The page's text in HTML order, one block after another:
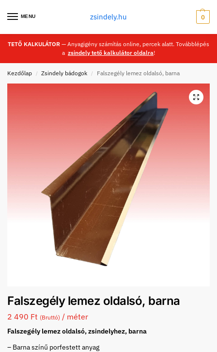
MENU zsindely.hu 0
TETŐ KALKULÁTOR — Anyagigény számítás online, percek alatt. Továbblépés
a zsindely tető kalkulátor oldalra!
Kezdőlap / Zsindely bádogok / Falszegély lemez oldalsó, barna
Falszegély lemez oldalsó, barna
2 490 Ft (Bruttó) / méter
Falszegély lemez oldalsó, zsindelyhez, barna
– Barna színű porfestett anyag